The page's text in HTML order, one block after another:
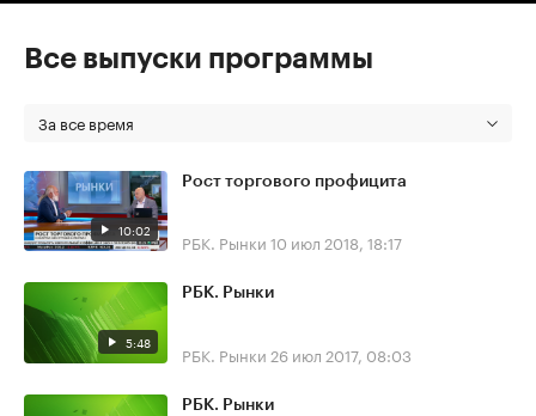
Все выпуски программы
За все время
10:02
Рост торгового профицита
РБК. Рынки 10 июл 2018, 18:17
5:48
РБК. Рынки
РБК. Рынки 26 июл 2017, 08:03
РБК. Рынки